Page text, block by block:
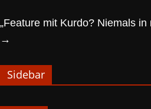
„Feature mit Kurdo? Niemals
→
Sidebar